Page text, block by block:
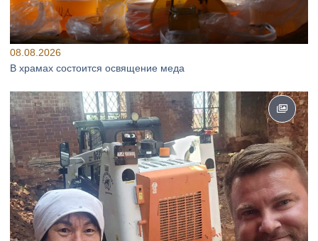
08.08.2026
В храмах состоится освящение меда